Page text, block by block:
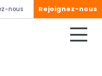
nous Rejoignez-nous